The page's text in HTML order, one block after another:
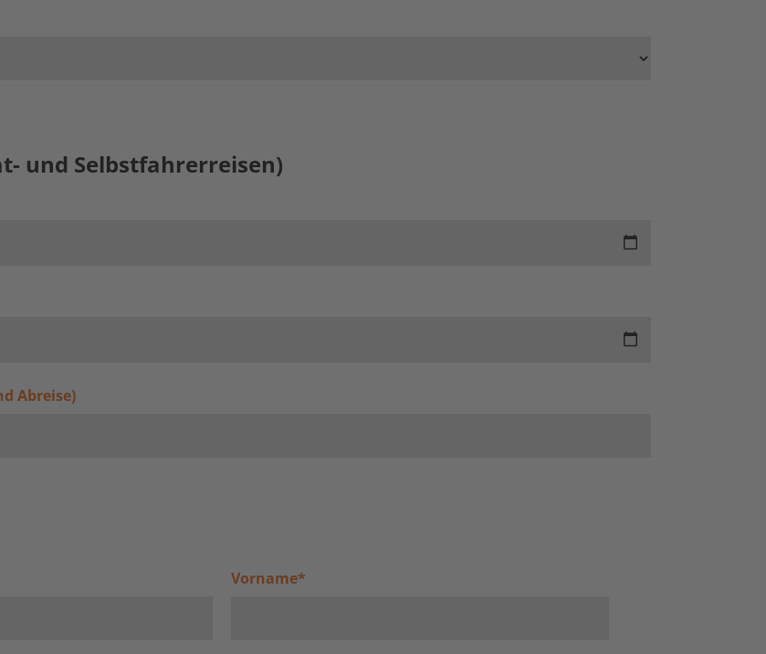
und Selbstfahrerreisen)
Abreise)
Vorname*